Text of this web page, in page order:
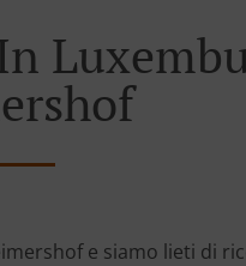
e siamo lieti di